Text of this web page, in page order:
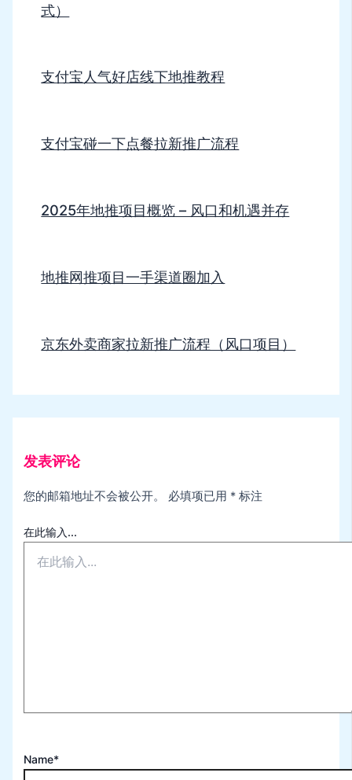
式）
支付宝人气好店线下地推教程
支付宝碰一下点餐拉新推广流程
2025年地推项目概览 – 风口和机遇并存
地推网推项目一手渠道圈加入
京东外卖商家拉新推广流程（风口项目）
发表评论
您的邮箱地址不会被公开。 必填项已用 * 标注
在此输入...
Name*